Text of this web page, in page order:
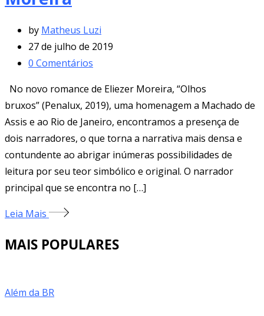
by Matheus Luzi
27 de julho de 2019
0 Comentários
No novo romance de Eliezer Moreira, “Olhos
bruxos” (Penalux, 2019), uma homenagem a Machado de
Assis e ao Rio de Janeiro, encontramos a presença de
dois narradores, o que torna a narrativa mais densa e
contundente ao abrigar inúmeras possibilidades de
leitura por seu teor simbólico e original. O narrador
principal que se encontra no […]
Leia Mais
MAIS POPULARES
Além da BR